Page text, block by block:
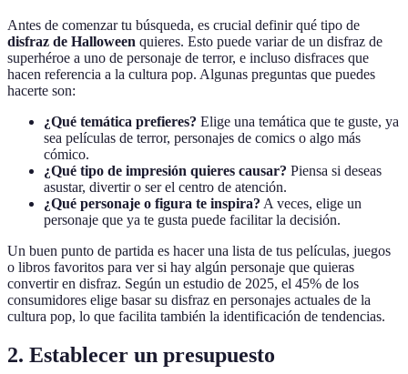
Antes de comenzar tu búsqueda, es crucial definir qué tipo de
disfraz de Halloween quieres. Esto puede variar de un disfraz de
superhéroe a uno de personaje de terror, e incluso disfraces que
hacen referencia a la cultura pop. Algunas preguntas que puedes
hacerte son:
¿Qué temática prefieres? Elige una temática que te guste, ya
sea películas de terror, personajes de comics o algo más
cómico.
¿Qué tipo de impresión quieres causar? Piensa si deseas
asustar, divertir o ser el centro de atención.
¿Qué personaje o figura te inspira? A veces, elige un
personaje que ya te gusta puede facilitar la decisión.
Un buen punto de partida es hacer una lista de tus películas, juegos
o libros favoritos para ver si hay algún personaje que quieras
convertir en disfraz. Según un estudio de 2025, el 45% de los
consumidores elige basar su disfraz en personajes actuales de la
cultura pop, lo que facilita también la identificación de tendencias.
2. Establecer un presupuesto